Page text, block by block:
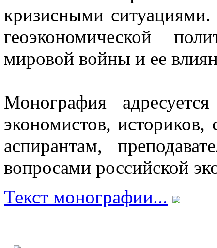
кризисными
геоэкономической
мировой войны и ее
Монография
экономистов, историков,
аспирантам,
вопросами российской
Текст монографии...